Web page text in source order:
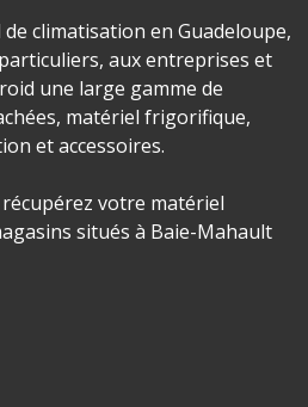
climatisation en Guadeloupe,
aux entreprises et
une large gamme de
matériel frigorifique,
et accessoires.
votre matériel
situés à Baie-Mahault